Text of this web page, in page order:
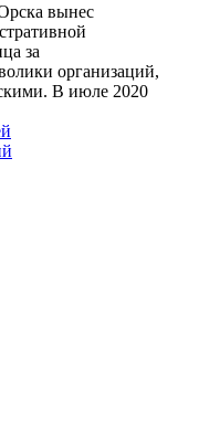
вынес
за
организаций,
В июле 2020